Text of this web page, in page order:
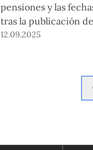
pensiones y las
tras la publicación
Modernización del
12.09.2025